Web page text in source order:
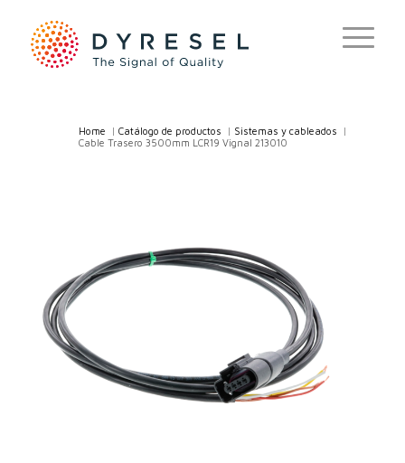
Home /Catálogo de productos Sistemas y cableados
Cable Trasero 3500mm LCR19 Vignal 213010